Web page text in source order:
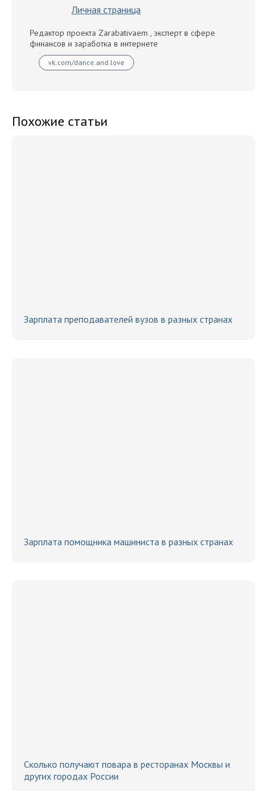
Личная страница
Редактор проекта Zarabativaem , эксперт в сфере
финансов и заработка в интернете
vk.com/dance.and.love
Похожие статьи
Зарплата преподавателей вузов в разных странах
Зарплата помощника машиниста в разных странах
Сколько получают повара в ресторанах Москвы и
других городах России